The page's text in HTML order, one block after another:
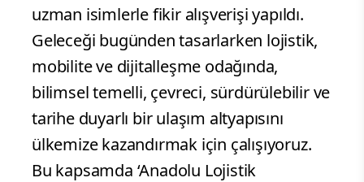
uzman isimlerle fikir alışverişi yapıldı.
Geleceği bugünden tasarlarken lojistik,
mobilite ve dijitalleşme odağında,
bilimsel temelli, çevreci, sürdürülebilir ve
tarihe duyarlı bir ulaşım altyapısını
ülkemize kazandırmak için çalışıyoruz.
Bu kapsamda ‘Anadolu Lojistik